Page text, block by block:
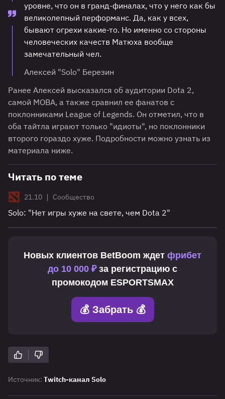
уровне, что он в гранд-финалах, что у него как бы
великолепный перформанс. Да, как у всех,
бывают огрехи какие-то. Но именно со стороны
человеческих качеств Матюха вообще
замечательный чел.
Алексей "Solo" Березин
Ранее Алексей высказался об аудитории Dota 2,
самой MOBA, а также сравнил ее фанатов с
поклонниками League of Legends. Он отметил, что в
оба тайтла играют только "идиоты", но поклонники
второго гораздо хуже. Подробности можно узнать из
материала ниже.
Читать по теме
21.10 | Сообщество
Solo: "Нет игры хуже на свете, чем Dota 2"
Новых клиентов BetBoom ждет фрибет
до 10 000 ₽за регистрацию с
промокодом ESPORTSMAX
💰 Забрать 💰
Источник: Twitch-канал Solo